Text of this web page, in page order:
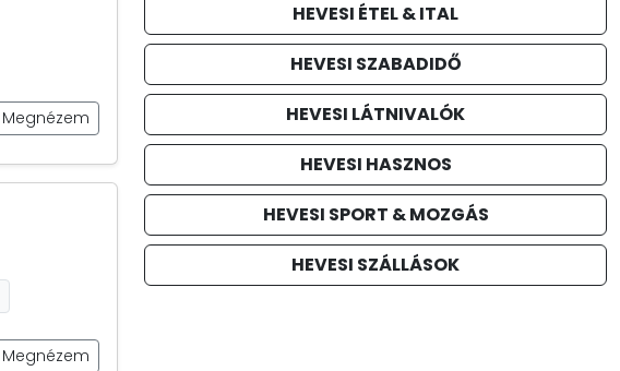
Megnézem
Megnézem
HEVESI ÉTEL & ITAL
HEVESI SZABADIDŐ
HEVESI LÁTNIVALÓK
HEVESI HASZNOS
HEVESI SPORT & MOZGÁS
HEVESI SZÁLLÁSOK